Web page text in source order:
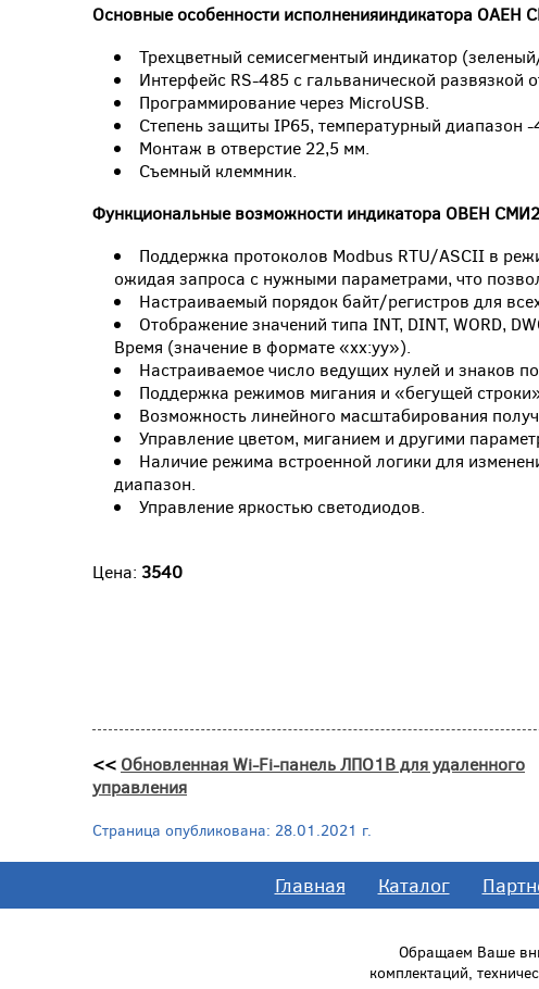
Основные особенности исполненияиндикатора ОАЕН
Трехцветный семисегментый индикатор
Интерфейс RS-485 с гальванической развязкой
Программирование через MicroUSB.
Степень защиты IP65, температурный диапазон
Монтаж в отверстие 22,5 мм.
Съемный клеммник.
Функциональные возможности индикатора ОВЕН
Поддержка протоколов Modbus RTU/ASCII в
ожидая запроса с нужными параметрами, что
Настраиваемый порядок байт/регистров для
Отображение значений типа INT, DINT, WORD,
Время (значение в формате «xx:yy»).
Настраиваемое число ведущих нулей и знаков
Поддержка режимов мигания и «бегущей
Возможность линейного масштабирования
Управление цветом, миганием и другими
Наличие режима встроенной логики для
диапазон.
Управление яркостью светодиодов.
Цена: 3540
<< Обновленная Wi-Fi-панель ЛПО1В для удаленного
управления
Страница опубликована: 28.01.2021 г.
Главная Каталог
Обращаем Ваше
комплектаций,